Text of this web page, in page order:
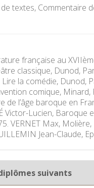
textes, Commentaire
française au
classique, Dunod,
la comédie, Dunod,
comique,
de l’âge baroque en
Victor-Lucien, Baroque
VERNET Max,
Jean-Claude,
suivants